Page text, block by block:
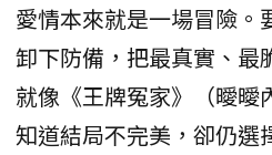
愛情本來就是一場冒險。
卸下防備，把最真實、最
就像《王牌冤家》（曖曖
知道結局不完美，卻仍選